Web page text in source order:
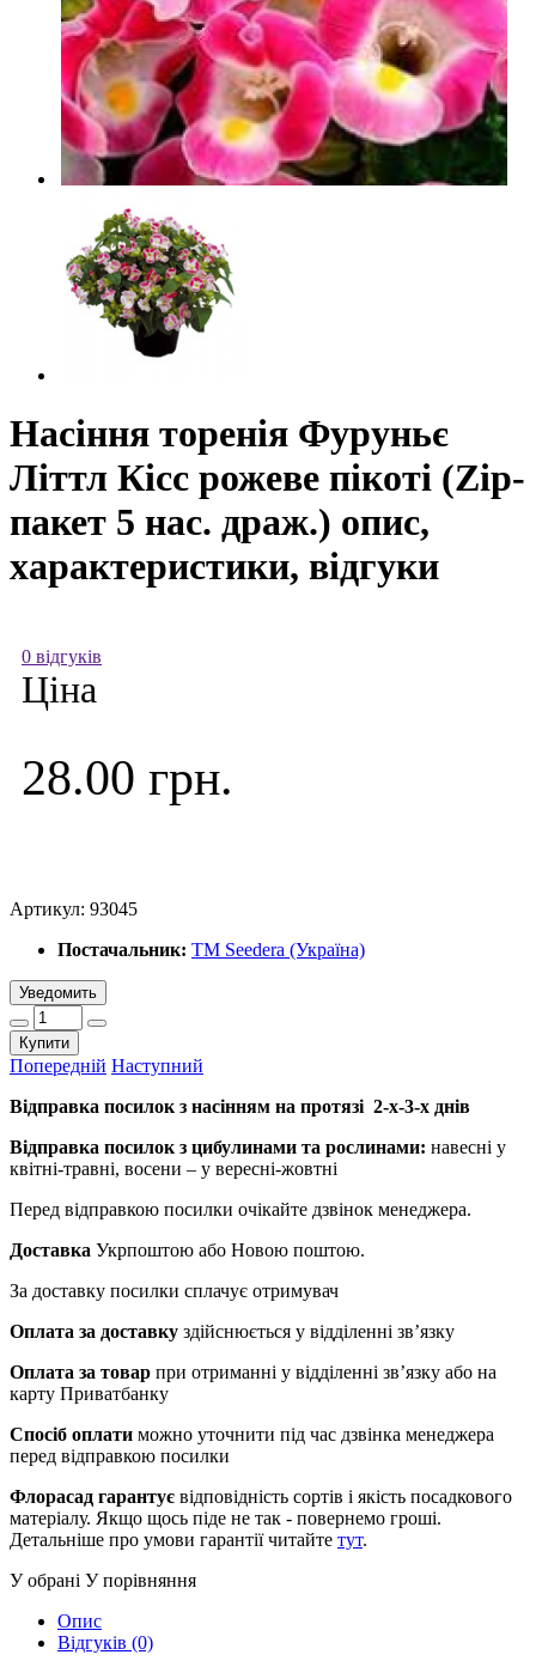
Насіння торенія Фуруньє
Літтл Кісс рожеве пікоті (Zip-
пакет 5 нас. драж.) опис,
характеристики, відгуки
0 відгуків
Ціна
28.00 грн.
Артикул: 93045
Постачальник: ТМ Seedera (Україна)
Уведомить
Купити
Попередній Наступний
Відправка посилок з насінням на протязі 2-х-3-х днів
Відправка посилок з цибулинами та рослинами: навесні у
квітні-травні, восени – у вересні-жовтні
Перед відправкою посилки очікайте дзвінок менеджера.
Доставка Укрпоштою або Новою поштою.
За доставку посилки сплачує отримувач
Оплата за доставку здійснюється у відділенні зв’язку
Оплата за товар при отриманні у відділенні зв’язку або на
карту Приватбанку
Спосіб оплати можно уточнити під час дзвінка менеджера
перед відправкою посилки
Флорасад гарантує відповідність сортів і якість посадкового
матеріалу. Якщо щось піде не так - повернемо гроші.
Детальніше про умови гарантії читайте тут.
У обрані У порівняння
Опис
Відгуків (0)